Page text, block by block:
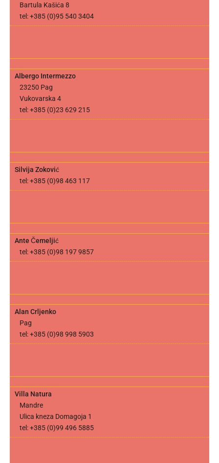
Bartula Kašića 8
tel: +385 (0)95 540 3404
Albergo Intermezzo
23250 Pag
Vukovarska 4
tel: +385 (0)23 629 215
Silvija Zoković
tel: +385 (0)98 463 117
Ante Čemeljić
tel: +385 (0)98 197 9857
Alan Crljenko
Pag
tel: +385 (0)98 998 5903
Villa Natura
Mandre
Ulica kneza Domagoja 1
tel: +385 (0)99 496 5885